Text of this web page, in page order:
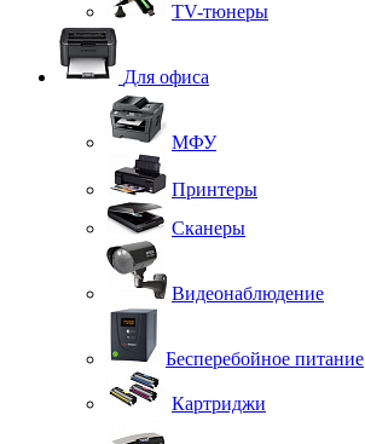
TV-тюнеры
Для офиса
МФУ
Принтеры
Сканеры
Видеонаблюдение
Бесперебойное питание
Картриджи